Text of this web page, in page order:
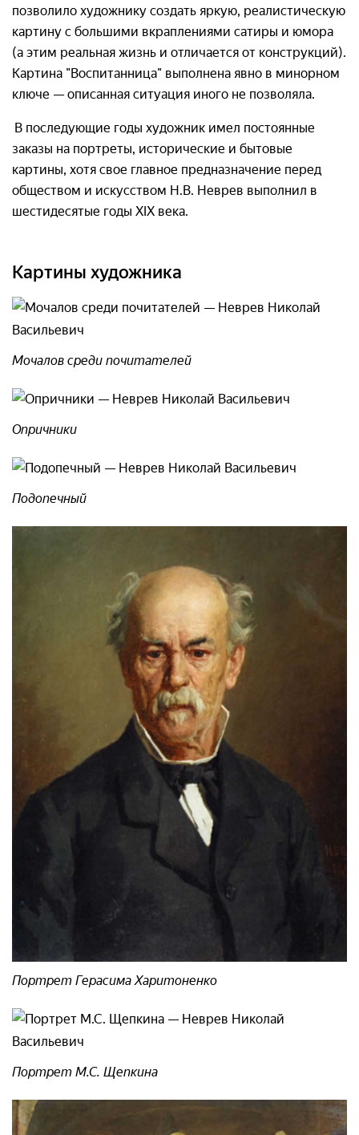
позволило художнику создать яркую, реалистическую
картину с большими вкраплениями сатиры и юмора
(а этим реальная жизнь и отличается от конструкций).
Картина "Воспитанница" выполнена явно в минорном
ключе — описанная ситуация иного не позволяла.
В последующие годы художник имел постоянные
заказы на портреты, исторические и бытовые
картины, хотя свое главное предназначение перед
обществом и искусством Н.В. Неврев выполнил в
шестидесятые годы XIX века.
Картины художника
Мочалов среди почитателей
Опричники
Подопечный
Портрет Герасима Харитоненко
Портрет М.С. Щепкина